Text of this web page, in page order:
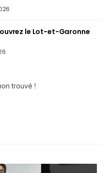
le Lot-et-Garonne
trouvé !